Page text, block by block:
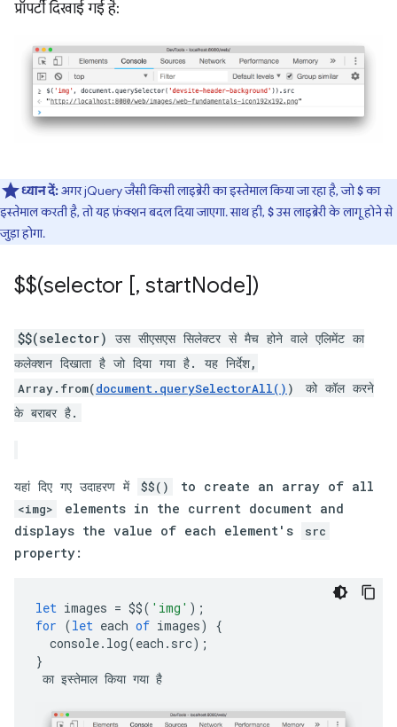
प्रॉपर्टी दिखाई गई है:
ध्यान दें:अगर jQuery जैसी किसी लाइब्रेरी का इस्तेमाल किया जा रहा है, जो$का
इस्तेमाल करती है, तो यह फ़ंक्शन बदल दिया जाएगा. साथ ही, $उस लाइब्रेरी के लागू होने से
जुड़ा होगा.
$$(selector [, startNode])
$$(selector) उस सीएसएस सिलेक्टर से मैच होने वाले एलिमेंट का
कलेक्शन दिखाता है जो दिया गया है. यह निर्देश,
Array.from(document.querySelectorAll() )
को कॉल करने
के बराबर है.
यहां दिए गए उदाहरण में $$() to create an array of all
<img>
elements in the current document and
displays the value of each element's
src
property:
let images = $$( 'img' );
for (let each of images)
{
console. log(each . src);
}